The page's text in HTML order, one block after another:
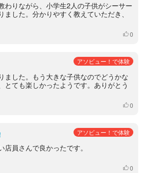
わりながら、小学生2人の子供がシーサー
ました。分かりやすく教えていただき、
いいね
0
アソビュー！で体験
ました。もう大きな子供なのでどうかな
とても楽しかったようです。ありがとう
いいね
0
アソビュー！で体験
店員さんで良かったです。
いいね
0